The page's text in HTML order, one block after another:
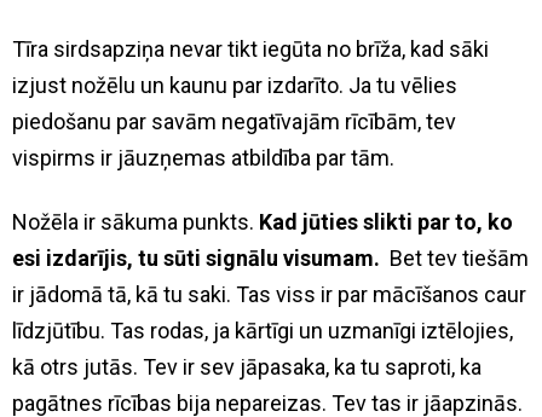
Tīra sirdsapziņa nevar tikt iegūta no brīža, kad sāki
izjust nožēlu un kaunu par izdarīto. Ja tu vēlies
piedošanu par savām negatīvajām rīcībām, tev
vispirms ir jāuzņemas atbildība par tām.
Nožēla ir sākuma punkts. Kad jūties slikti par to, ko
esi izdarījis, tu sūti signālu visumam. Bet tev tiešām
ir jādomā tā, kā tu saki. Tas viss ir par mācīšanos caur
līdzjūtību. Tas rodas, ja kārtīgi un uzmanīgi iztēlojies,
kā otrs jutās. Tev ir sev jāpasaka, ka tu saproti, ka
pagātnes rīcības bija nepareizas. Tev tas ir jāapzinās.